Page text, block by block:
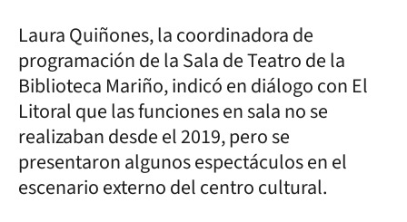
Laura Quiñones, la coordinadora de
programación de la Sala de Teatro de la
Biblioteca Mariño, indicó en diálogo con El
Litoral que las funciones en sala no se
realizaban desde el 2019, pero se
presentaron algunos espectáculos en el
escenario externo del centro cultural.